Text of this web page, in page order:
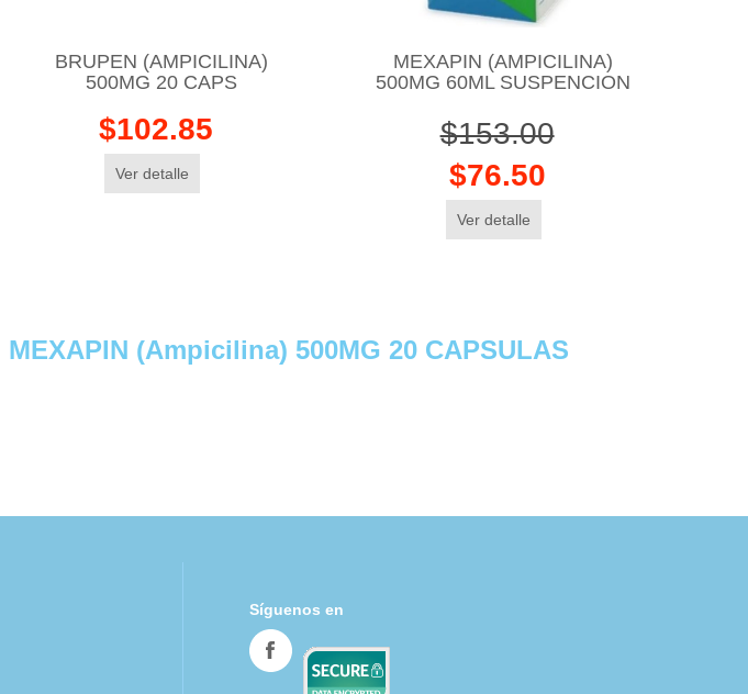
BRUPEN (AMPICILINA)
500MG 20 CAPS
$102.85
Ver detalle
MEXAPIN (AMPICILINA)
500MG 60ML SUSPENCION
$153.00
$76.50
Ver detalle
MEXAPIN (Ampicilina) 500MG 20 CAPSULAS
Síguenos en